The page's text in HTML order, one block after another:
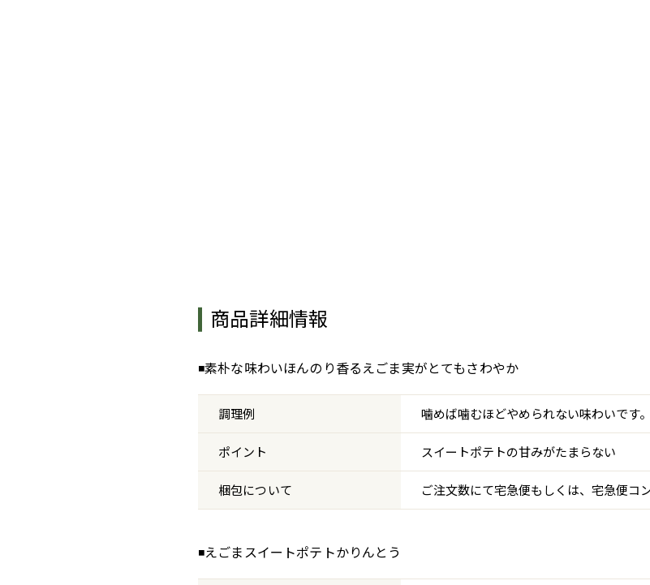
商品詳細情報
◾️素朴な味わいほんのり香るえごま実がとてもさわやか
調理例 噛めば噛むほどやめられない味わいです。
ポイント スイートポテトの甘みがたまらない
梱包について ご注文数にて宅急便もしくは、宅急便コ
◾️えごまスイートポテトかりんとう
0120-655-003